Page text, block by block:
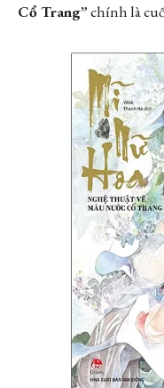
Cổ Trang”chính là